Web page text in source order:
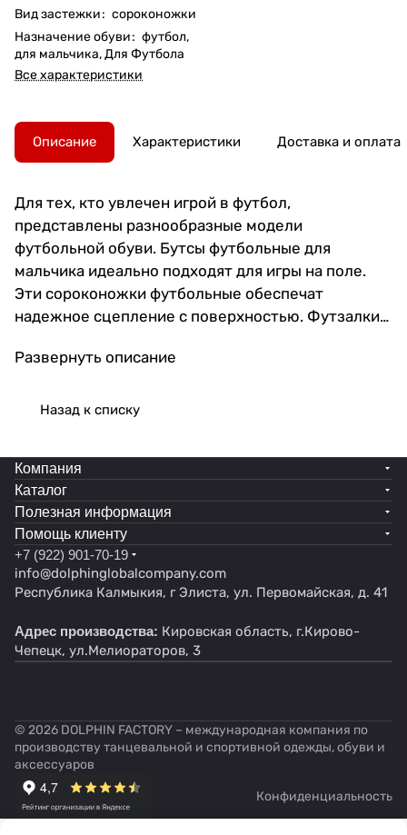
Вид застежки: сороконожки
Назначение обуви: футбол,
для мальчика, Для Футбола
Все характеристики
Описание Характеристики Доставка и оплата
Для тех, кто увлечен игрой в футбол,
представлены разнообразные модели
футбольной обуви. Бутсы футбольные для
мальчика идеально подходят для игры на поле.
Эти сороконожки футбольные обеспечат
надежное сцепление с поверхностью. Футзалки
спорта на улице подойдут бутсы сороконожки и
удобством в носке. Сороконожки для футбола
ощущение дополнительной фиксации стопы.
Специальная конструкция с носком обеспечивает
дополнительную поддержку стопы и
предотвращает травмы. Для взрослых игроков
созданы бутсы футбольные мужские, которые
сочетают в себе стиль и функциональность.
мальчика помогут освоить навыки игры на любом
покрытии. Детские модели разработаны с учетом
оценят футбольные сороконожки за их
универсальность. Идеальные бутсы для
покорения футбольных полей и спортивных
площадок станут отличным выбором для
мальчиков и мужчин. Сороконожки футбольные
Развернуть описание
Назад к списку
Компания
Каталог
Полезная информация
Помощь клиенту
+7 (922) 901-70-19
info@dolphinglobalcompany.com
Республика Калмыкия, г Элиста, ул. Первомайская, д. 41
Адрес производства: Кировская область, г.Кирово-
Чепецк, ул.Мелиораторов, 3
© 2026 DOLPHIN FACTORY – международная компания по
производству танцевальной и спортивной одежды, обуви и
аксессуаров
Конфиденциальность